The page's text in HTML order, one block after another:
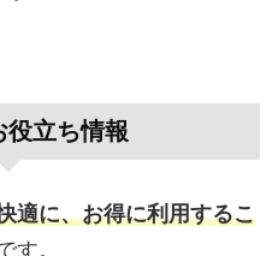
役立ち情報
適に、お得に利用するこ
す。